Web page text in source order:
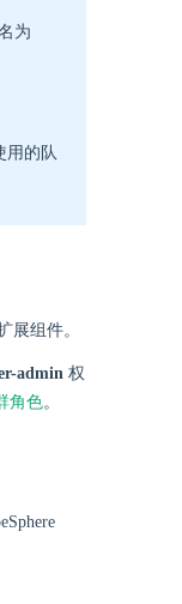
为
用的队
展组件。
admin 权
角色。